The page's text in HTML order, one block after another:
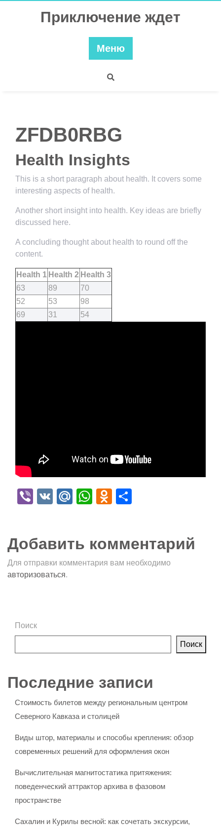
Приключение ждет
Меню
ZFDB0RBG
Health Insights
This is a short paragraph about health. It covers some
interesting aspects of health.
Another short insight into health. Key ideas are briefly
discussed here.
A concluding thought about health to round off the
content.
Health 1 Health 2 Health 3
63
89
70
52
53
98
69
31 54
Viber
VK Mail.Ru
WhatsApp
Odnoklassniki
Добавить комментарий
Для отправки комментария вам необходимо
авторизоваться.
Поиск
Поиск
Последние записи
Стоимость билетов между региональным центром
Северного Кавказа и столицей
Виды штор, материалы и способы крепления: обзор
современных решений для оформления окон
Вычислительная магнитостатика притяжения:
поведенческий аттрактор архива в фазовом
пространстве
Сахалин и Курилы весной: как сочетать экскурсии,